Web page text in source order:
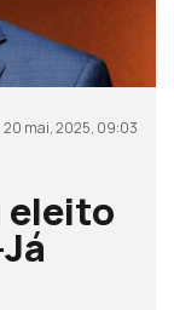
20 mai, 2025, 09:03
eleito